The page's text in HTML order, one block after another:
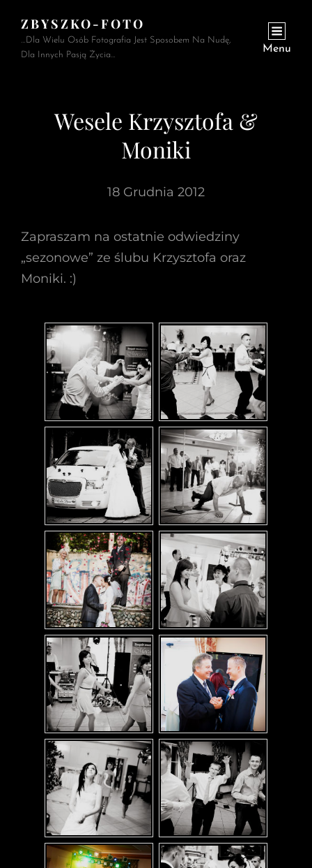
ZBYSZKO-FOTO
…Dla Wielu Osób Fotografia Jest Sposobem Na Nudę,
Dla Innych Pasją Życia…
Menu
Wesele Krzysztofa &
Moniki
18 Grudnia 2012
Zapraszam na ostatnie odwiedziny
„sezonowe” ze ślubu Krzysztofa oraz
Moniki. :)